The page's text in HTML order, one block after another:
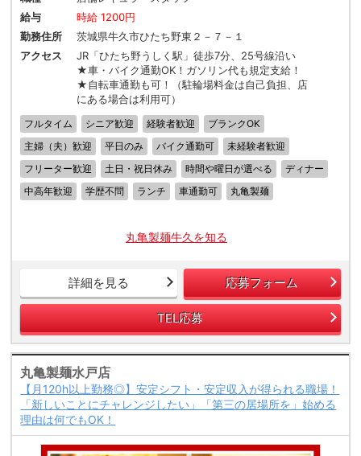
給与
時給 1200円
勤務住所
茨城県牛久市ひたち野東２－７－１
アクセス
JR「ひたち野うしく駅」徒歩7分、25号線沿い
★車・バイク通勤OK！ガソリン代も規定支給！
★自転車通勤も可！（駐輪場料金は自己負担、店
にある場合は利用可）
フルタイム シニア歓迎 経験者歓迎
ブランクOK
主婦（夫）歓迎
平日のみ バイク通勤可
未経験者歓迎
フリーター歓迎
土日・祝日休み 時間や曜日が選べる
ディナー
中高年歓迎
学歴不問 ランチ 車通勤可 丸亀製麺
丸亀製麺牛久を知る
詳細を見る 応募フォーム
TEL応募
丸亀製麺水戸店
【月120h以上勤務◎】安定シフト・安定収入が得られる職場！
「新しいことにチャレンジしたい」「第三の居場所を」始める
理由は何でもOK！